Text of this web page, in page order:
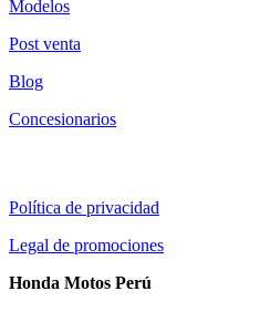
Modelos
Post venta
Blog
Concesionarios
Política de privacidad
Legal de promociones
Honda Motos Perú